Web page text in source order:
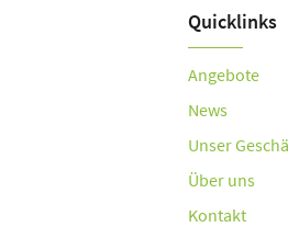
Quicklinks
Angebote
News
Unser
Über uns
Kontakt